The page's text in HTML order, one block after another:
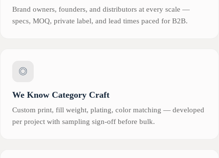
Brand owners, founders, and distributors at every scale —
specs, MOQ, private label, and lead times paced for B2B.
◎
We Know Category Craft
Custom print, fill weight, plating, color matching — developed
per project with sampling sign-off before bulk.